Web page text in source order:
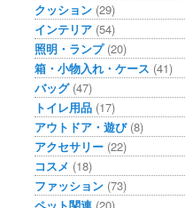
クッション (29)
インテリア (54)
照明・ランプ(20)
箱・小物入れ・ケース (41)
バッグ(47)
トイレ用品 (17)
アウトドア・遊び(8)
アクセサリー (22)
コスメ (18)
ファッション (73)